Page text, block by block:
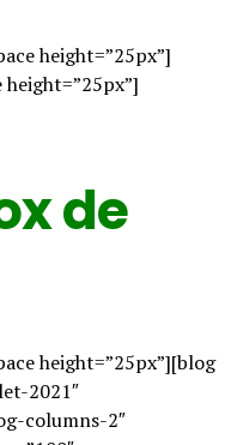
height=”25px”]
de
height=”25px”][blog
2021″
columns-2″